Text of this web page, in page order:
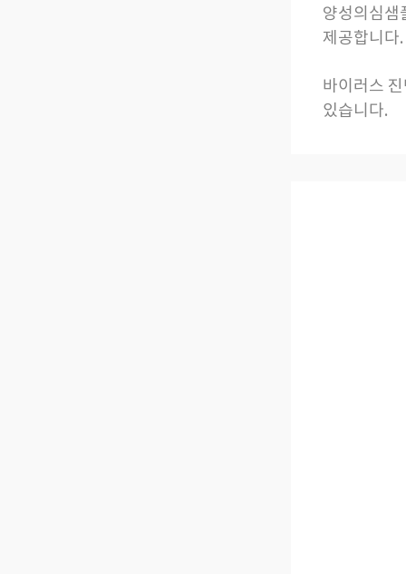
양성의심샘
제공합니다.
바이러스
있습니다.